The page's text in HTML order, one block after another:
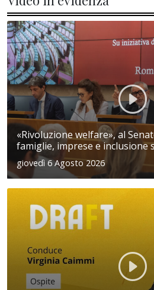
«Rivoluzione welfare», al
famiglie, imprese e inclusione
giovedì 6 Agosto 2026